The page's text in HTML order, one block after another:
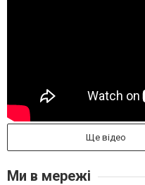
Ще відео
Ми в мережі